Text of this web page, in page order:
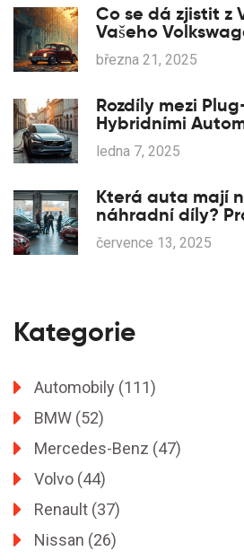
Co se dá zjistit z
Vašeho
března 21, 2025
Rozdíly mezi
Hybridními
ledna 7, 2025
Která auta mají
náhradní díly?
výběrem
července 13, 2025
Kategorie
Automobily (111)
BMW (52)
Mercedes-Benz (47)
Volvo (44)
Renault (37)
Nissan (26)